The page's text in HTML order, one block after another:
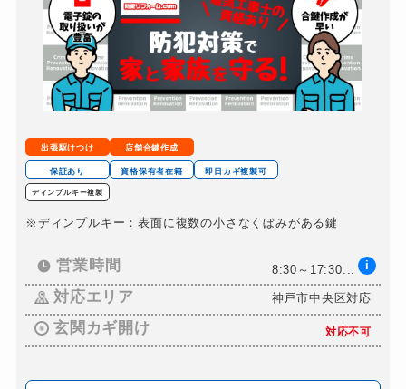
ドアノブカギ交換 別途お見積り
出張駆けつけ 店舗合鍵作成
保証あり 資格保有者在籍 即日カギ複製可
ディンプルキー複製
※ディンプルキー：表面に複数の小さなくぼみがある鍵
営業時間 8:30～17:30... i
対応エリア 神戸市中央区対応
玄関カギ開け 対応不可